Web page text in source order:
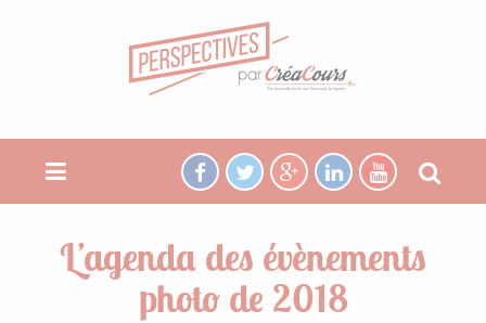
L’agenda des évènements
photo de 2018